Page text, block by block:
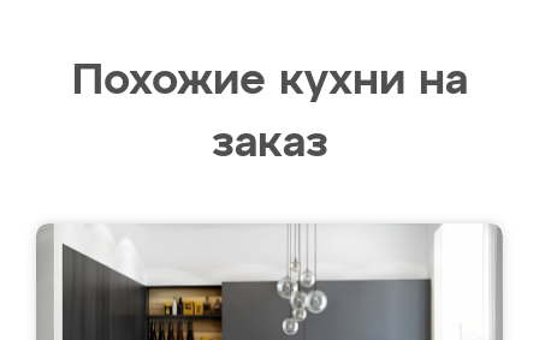
Похожие кухни на
заказ